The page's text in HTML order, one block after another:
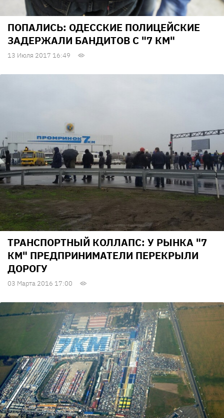
ПОПАЛИСЬ: ОДЕССКИЕ ПОЛИЦЕЙСКИЕ
ЗАДЕРЖАЛИ БАНДИТОВ С "7 КМ"
13 Июля 2017 16:49
ТРАНСПОРТНЫЙ КОЛЛАПС: У РЫНКА "7
КМ" ПРЕДПРИНИМАТЕЛИ ПЕРЕКРЫЛИ
ДОРОГУ
03 Марта 2016 17:00